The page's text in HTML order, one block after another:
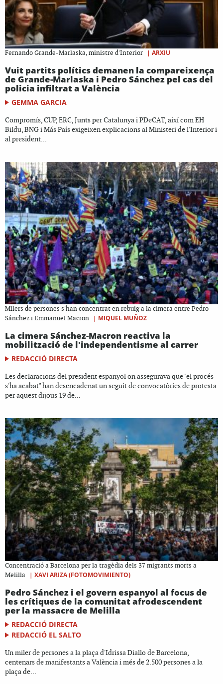
Fernando Grande-Marlaska, ministre d'Interior | ARXIU
Vuit partits polítics demanen la compareixença
de Grande-Marlaska i Pedro Sánchez pel cas del
policia infiltrat a València
GEMMA GARCIA
Compromís, CUP, ERC, Junts per Catalunya i PDeCAT, així com EH
Bildu, BNG i Más País exigeixen explicacions al Ministeri de l'Interior i
al president...
Milers de persones s'han concentrat en rebuig a la cimera entre Pedro
Sánchez i Emmanuel Macron
| MIQUEL MUÑOZ
La cimera Sánchez-Macron reactiva la
mobilització de l'independentisme al carrer
REDACCIÓ DIRECTA
Les declaracions del president espanyol on assegurava que "el procés
s'ha acabat" han desencadenat un seguit de convocatòries de protesta
per aquest dijous 19 de...
Concentració a Barcelona per la tragèdia dels 37 migrants morts a
Melilla
| XAVI ARIZA (FOTOMOVIMIENTO)
Pedro Sánchez i el govern espanyol al focus de
les crítiques de la comunitat afrodescendent
per la massacre de Melilla
REDACCIÓ DIRECTA
REDACCIÓ EL SALTO
Un miler de persones a la plaça d'Idrissa Diallo de Barcelona,
centenars de manifestants a València i més de 2.500 persones a la
plaça de...